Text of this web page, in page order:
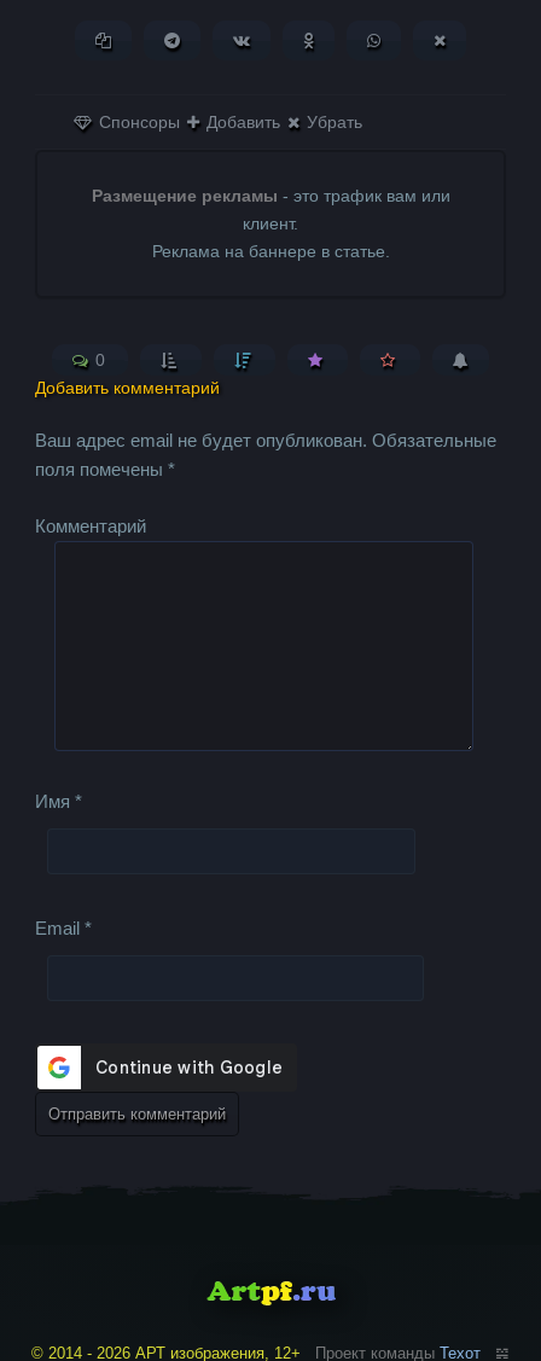
Копировать ссылкуПоделиться в Telegram
Поделиться ВКонтактеПоделиться в
Поделиться в
Спонсоры Добавить Убрать
Размещение рекламы - это трафик вам или
клиент.
Реклама на баннере в статье.
0
Добавить комментарий
Ваш адрес email не будет опубликован. Обязательные
поля помечены*
Комментарий
Имя*
Email*
© 2014 - 2026 АРТ изображения, 12+ Проект команды Техот 𝌴